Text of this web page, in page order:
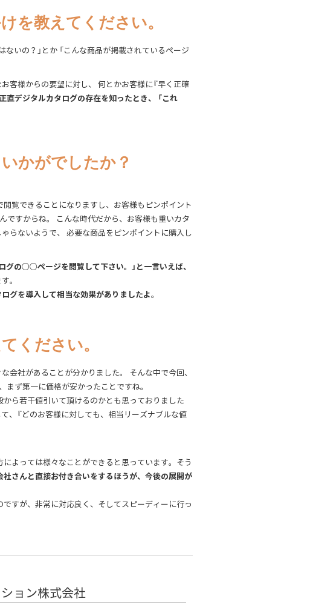
を教えてください。
いの？」とか 「こんな商品が掲載されているページ
客様からの要望に対し、 何とかお客様に『早く正確
正直デジタルカタログの存在を知ったとき、 「これ
かがでしたか？
覧できることになりますし、お客様もピンポイント
ですからね。 こんな時代だから、お客様も重いカタ
らないようで、 必要な商品をピンポイントに購入し
グの○○ページを閲覧して下さい。」と一言いえば、
。
グを導入して相当な効果がありましたよ。
ください。
会社があることが分かりました。 そんな中で今回、
まず第一に価格が安かったことですね。
から若干値引いて頂けるのかとも思っておりました
、『どのお客様に対しても、相当リーズナブルな値
よっては様々なことができると思っています。そう
社さんと直接お付き合いをするほうが、今後の展開が
すが、非常に対応良く、そしてスピーディーに行っ
ョン株式会社